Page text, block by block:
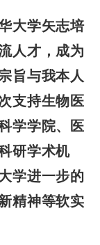
大学矢志培
人才，成为
旨与我本人
支持生物医
学学院、医
研学术机
学进一步的
精神等软实